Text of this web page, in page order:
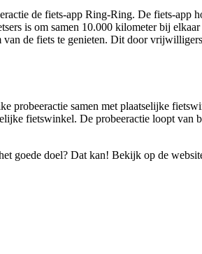
de fiets-app Ring-Ring. De fiets-
is om samen 10.000 kilometer bij
de fiets te genieten. Dit door
probeeractie samen met plaatselijke
fietswinkel. De probeeractie loopt
goede doel? Dat kan! Bekijk op de